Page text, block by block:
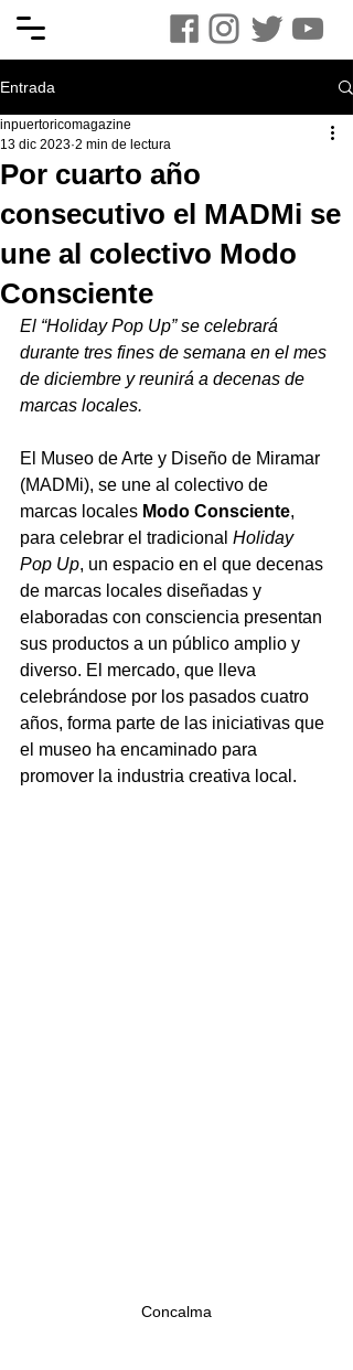
Entrada
Por cuarto año
consecutivo el MADMi se
une al colectivo Modo
Consciente
inpuertoricomagazine
13 dic 2023 2 min de lectura
El “Holiday Pop Up” se celebrará
durante tres fines de semana en el mes
de diciembre y reunirá a decenas de
marcas locales.
El Museo de Arte y Diseño de Miramar
(MADMi), se une al colectivo de
marcas locales Modo Consciente,
para celebrar el tradicional Holiday
Pop Up, un espacio en el que decenas
de marcas locales diseñadas y
elaboradas con consciencia presentan
sus productos a un público amplio y
diverso. El mercado, que lleva
celebrándose por los pasados cuatro
años, forma parte de las iniciativas que
el museo ha encaminado para
promover la industria creativa local.
Concalma